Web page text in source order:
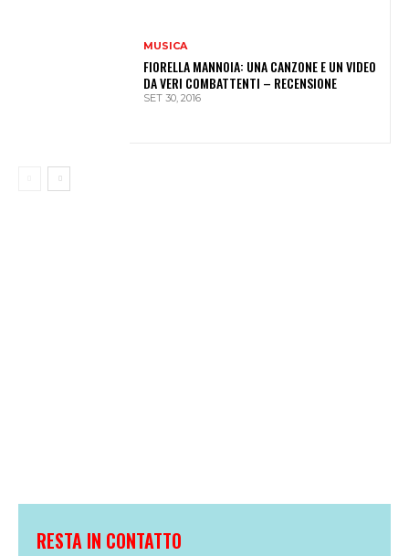
MUSICA
FIORELLA MANNOIA: UNA CANZONE E UN VIDEO
DA VERI COMBATTENTI – RECENSIONE
SET 30, 2016
RESTA IN CONTATTO